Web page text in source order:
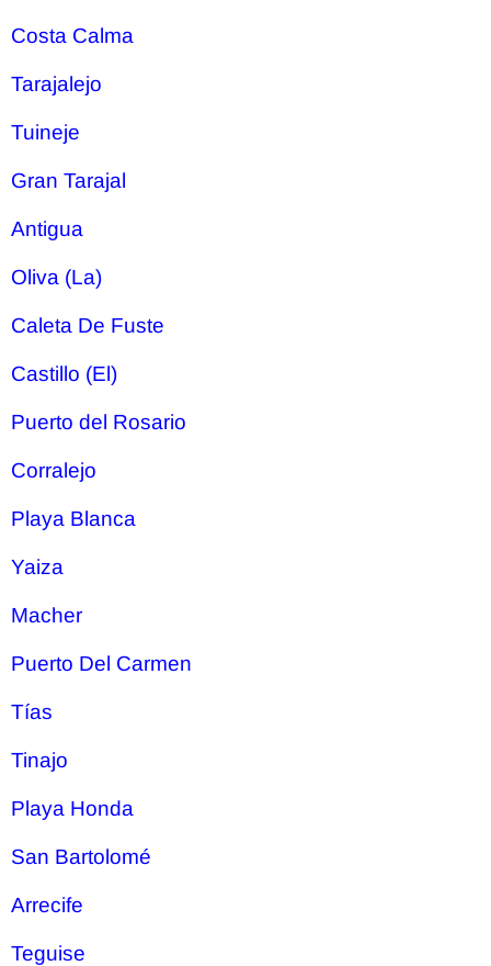
Costa Calma
Tarajalejo
Tuineje
Gran Tarajal
Antigua
Oliva (La)
Caleta De Fuste
Castillo (El)
Puerto del Rosario
Corralejo
Playa Blanca
Yaiza
Macher
Puerto Del Carmen
Tías
Tinajo
Playa Honda
San Bartolomé
Arrecife
Teguise